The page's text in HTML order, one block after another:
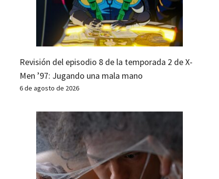
Revisión del episodio 8 de la temporada 2 de X-
Men ’97: Jugando una mala mano
6 de agosto de 2026